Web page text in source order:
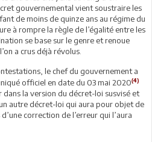
gouvernemental vient soustraire les
de moins de quinze ans au régime du
à rompre la règle de l’égalité entre les
se base sur le genre et renoue
a crus déjà révolus.
le chef du gouvernement a
officiel en date du 03 mai 2020(4)
dans la version du décret-loi susvisé et
autre décret-loi qui aura pour objet de
correction de l’erreur qui l’aura